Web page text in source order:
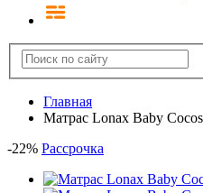
Главная
Матрас Lonax Baby
-22% Рассрочка